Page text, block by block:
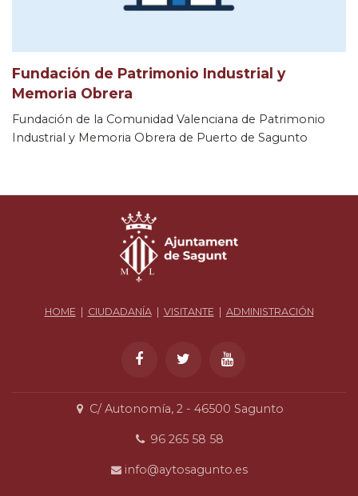
Fundación de Patrimonio Industrial y
Memoria Obrera
Fundación de la Comunidad Valenciana de Patrimonio
Industrial y Memoria Obrera de Puerto de Sagunto
HOME | CIUDADANÍA| VISITANTE | ADMINISTRACIÓN
C/ Autonomía, 2 - 46500 Sagunto
96 265 58 58
info@aytosagunto.es